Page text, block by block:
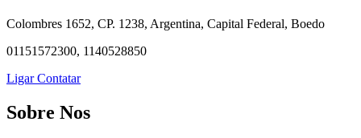
Colombres 1652, CP. 1238, Argentina, Capital Federal, Boedo
01151572300, 1140528850
LigarContatar
Sobre Nos